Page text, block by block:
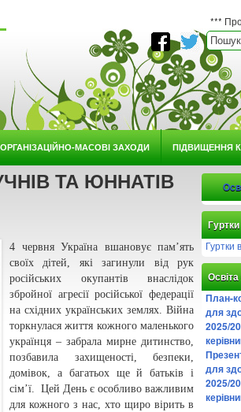
***
ОРГАНІЗАЦІЙНО-МАСОВІ ЗАХОДИ ПІДВИЩЕННЯ
ТА ЮННАТІВ
4 червня Україна вшановує пам’ять
своїх дітей, які загинули від рук
російських окупантів внаслідок
збройної агресії російської федерації
на східних українських землях. Війна
торкнулася життя кожного маленького
українця – забрала мирне дитинство,
позбавила захищеності, безпеки,
домівок, а багатьох ще й батьків і
сім’ї. Цей День є особливо важливим
для кожного з нас, хто щиро вірить в
Гуртки
План-
для
2025/
для
2025/